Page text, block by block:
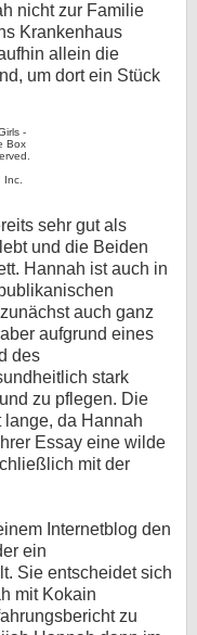
nicht zur Familie
Krankenhaus
allein die
um dort ein Stück
sehr gut als
und die Beiden
Hannah ist auch in
auch ganz
aufgrund eines
des
stark
zu pflegen. Die
da Hannah
Essay eine wilde
mit der
Internetblog den
ein
Sie entscheidet sich
mit Kokain
zu